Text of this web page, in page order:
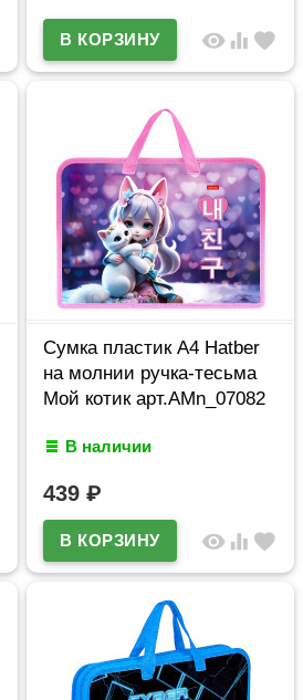
visibility equalizer favorite
Сумка пластик А4 Hatber
на молнии ручка-тесьма
Мой котик арт.AMn_07082
В наличии
439₽
visibility equalizer favorite